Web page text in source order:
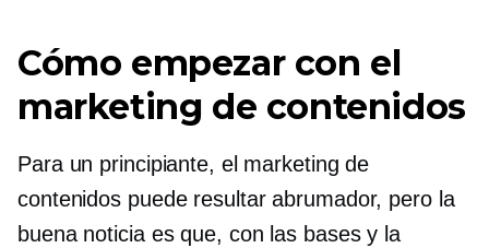
Cómo empezar con el
marketing de contenidos
Para un principiante, el marketing de
contenidos puede resultar abrumador, pero la
buena noticia es que, con las bases y la